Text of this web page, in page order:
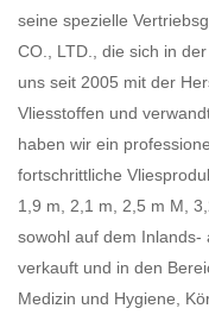
seine spezielle
CO., LTD., die sich in
uns seit 2005 mit der
Vliesstoffen und
haben wir ein
fortschrittliche
1,9 m, 2,1 m, 2,5 m M,
sowohl auf dem Inlands-
verkauft und in den
Medizin und Hygiene,